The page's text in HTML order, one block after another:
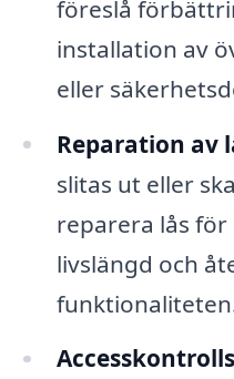
föreslå
installation av
eller
Reparation av
slitas ut eller
reparera lås
livslängd och